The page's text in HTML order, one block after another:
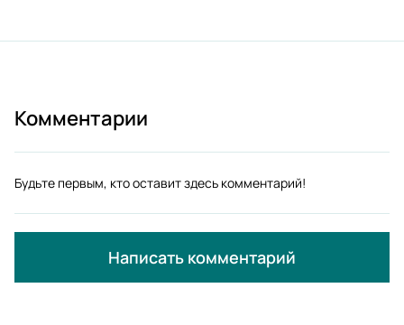
Комментарии
Будьте первым, кто оставит здесь комментарий!
Написать комментарий